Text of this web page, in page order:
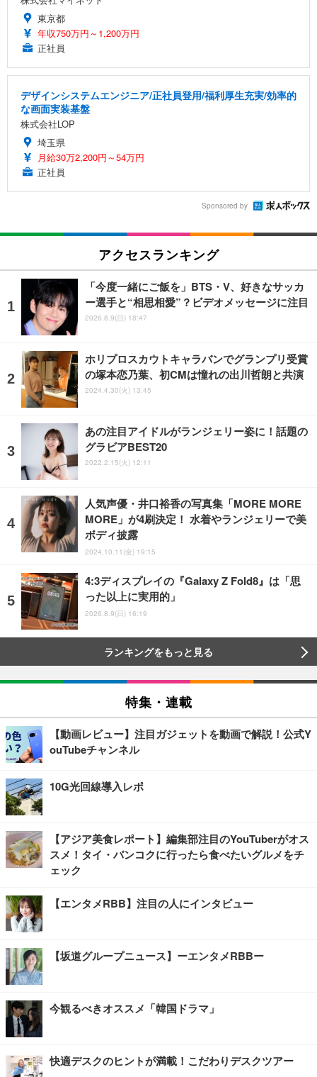
東京都
年収750万円～1,200万円
正社員
デザインシステムエンジニア/正社員登用/福利厚生充実/効率的
な画面実装基盤
株式会社LOP
埼玉県
月給30万2,200円～54万円
正社員
Sponsored by
アクセスランキング
「今度一緒にご飯を」BTS・V、好きなサッカ
ー選手と“相思相愛”？ビデオメッセージに注目
2026.8.9(日) 18:47
ホリプロスカウトキャラバンでグランプリ受賞
の塚本恋乃葉、初CMは憧れの出川哲朗と共演
2024.4.30(火) 13:45
あの注目アイドルがランジェリー姿に！話題の
グラビアBEST20
2022.2.15(火) 12:11
人気声優・井口裕香の写真集「MORE MORE
MORE」が4刷決定！ 水着やランジェリーで美
ボディ披露
2024.10.11(金) 19:15
4:3ディスプレイの『Galaxy Z Fold8』は「思
った以上に実用的」
2026.8.9(日) 16:19
ランキングをもっと見る
特集・連載
【動画レビュー】注目ガジェットを動画で解説！公式Y
ouTubeチャンネル
10G光回線導入レポ
【アジア美食レポート】編集部注目のYouTuberがオス
スメ！タイ・バンコクに行ったら食べたいグルメをチ
ェック
【エンタメRBB】注目の人にインタビュー
【坂道グループニュース】ーエンタメRBBー
今観るべきオススメ「韓国ドラマ」
快適デスクのヒントが満載！こだわりデスクツアー